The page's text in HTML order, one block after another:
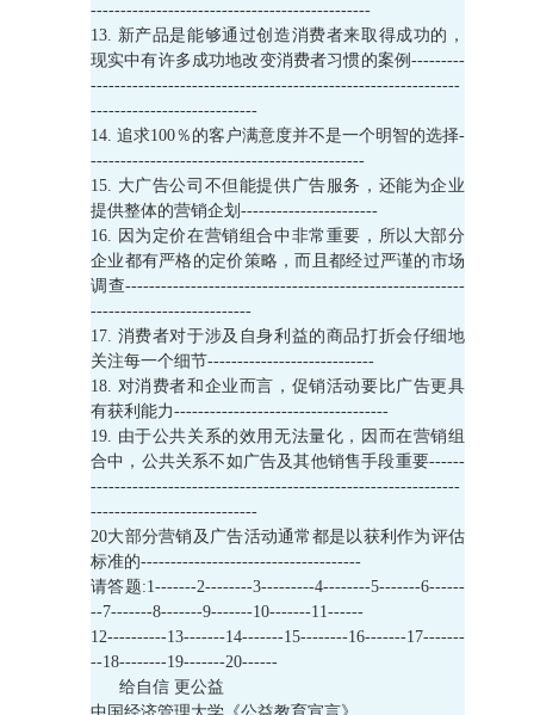
-----------------------------------------------
13. 新产品是能够通过创造消费者来取得成功的，
现实中有许多成功地改变消费者习惯的案例---------
--------------------------------------------------------------
----------------------------
14. 追求100％的客户满意度并不是一个明智的选择-
----------------------------------------------
15. 大广告公司不但能提供广告服务，还能为企业
提供整体的营销企划-----------------------
16. 因为定价在营销组合中非常重要，所以大部分
企业都有严格的定价策略，而且都经过严谨的市场
调查---------------------------------------------------------
---------------------------
17. 消费者对于涉及自身利益的商品打折会仔细地
关注每一个细节----------------------------
18. 对消费者和企业而言，促销活动要比广告更具
有获利能力------------------------------------
19. 由于公共关系的效用无法量化，因而在营销组
合中，公共关系不如广告及其他销售手段重要------
--------------------------------------------------------------
----------------------------
20大部分营销及广告活动通常都是以获利作为评估
标准的-------------------------------------
请答题:1-------2--------3---------4--------5-------6------
--7-------8-------9-------10-------11------
12----------13-------14-------15--------16-------17-------
--18--------19-------20------
给自信 更公益